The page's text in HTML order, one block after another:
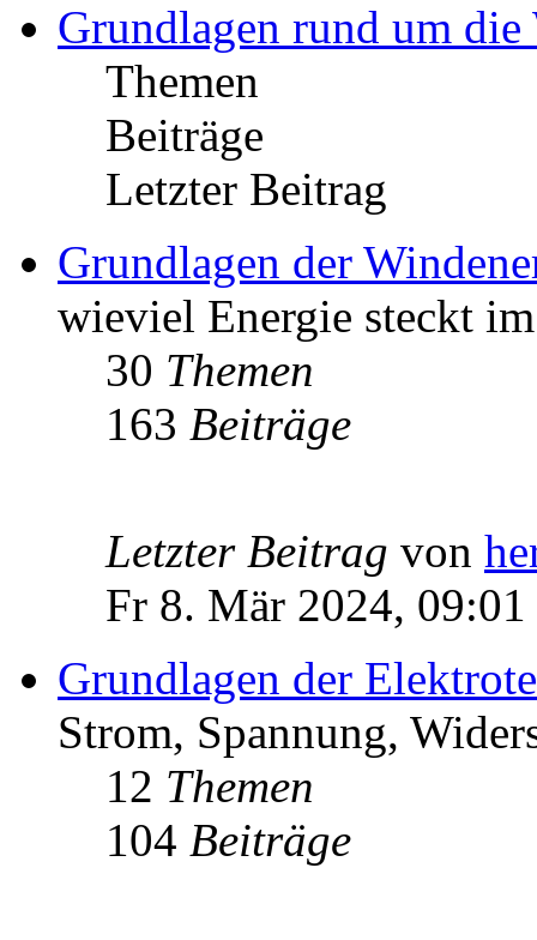
Grundlagen rund um
Themen
Beiträge
Letzter Beitrag
Grundlagen der
wieviel Energie steckt
30 Themen
163 Beiträge
Letzter Beitrag von
Fr 8. Mär 2024, 09:01
Grundlagen der
Strom, Spannung,
12 Themen
104 Beiträge